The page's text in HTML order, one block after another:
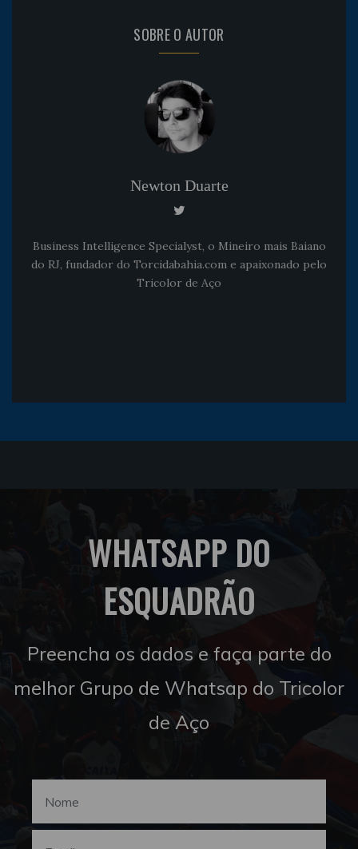
SOBRE O AUTOR
Newton Duarte
Business Intelligence Specialyst, o Mineiro mais Baiano
do RJ, fundador do Torcidabahia.com e apaixonado pelo
Tricolor de Aço
WHATSAPP DO
ESQUADRÃO
Preencha os dados e faça parte do
melhor Grupo de Whatsap do Tricolor
de Aço